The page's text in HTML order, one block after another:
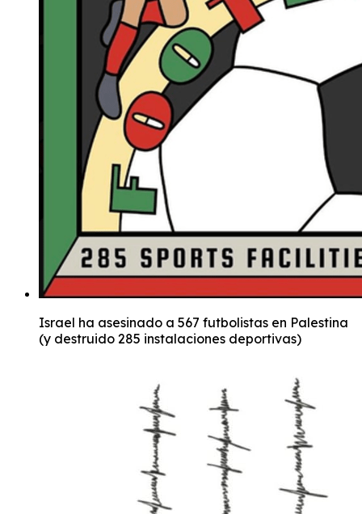
Israel ha asesinado a 567 futbolistas en Palestina
(y destruido 285 instalaciones deportivas)